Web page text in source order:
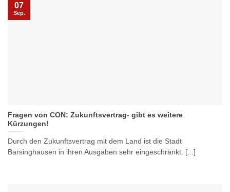
Fragen von CON: Zukunftsvertrag- gibt es weitere
Kürzungen!
Durch den Zukunftsvertrag mit dem Land ist die Stadt
Barsinghausen in ihren Ausgaben sehr eingeschränkt. [...]
07
Sep.